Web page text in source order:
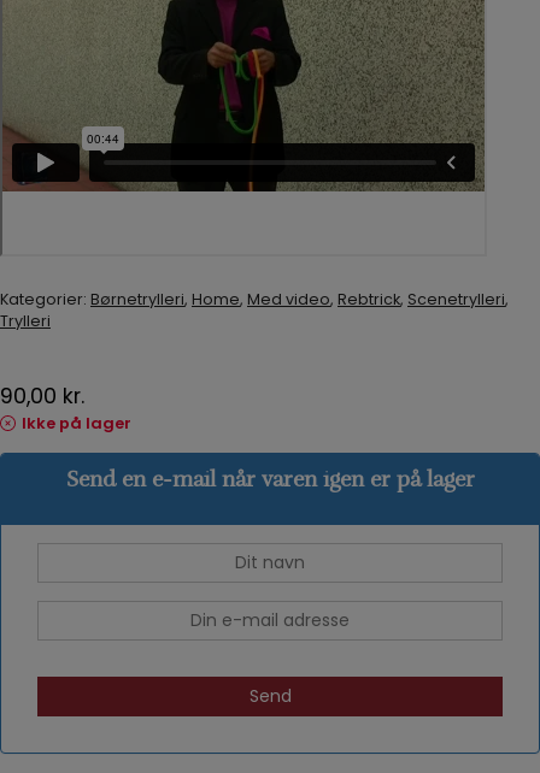
Kategorier: Børnetrylleri, Home, Med video, Rebtrick, Scenetrylleri,
Trylleri
90,00 kr.
Ikke på lager
Send en e-mail når varen igen er på lager